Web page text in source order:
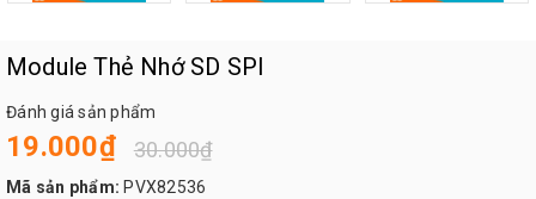
Module Thẻ Nhớ SD SPI
Đánh giá sản phẩm
19.000₫ 30.000₫
Mã sản phẩm: PVX82536